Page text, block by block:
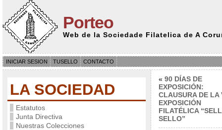
Porteo
Web de la Sociedade Filatelica de A
INICIAR SESION TUSELLO CONTACTO
LA SOCIEDAD
Estatutos
Junta Directiva
Nuestras Colecciones
« 90 DÍAS DE
EXPOSICIÓN:
CLAUSURA DE LA
EXPOSICIÓN
FILATÉLICA
SELLO”